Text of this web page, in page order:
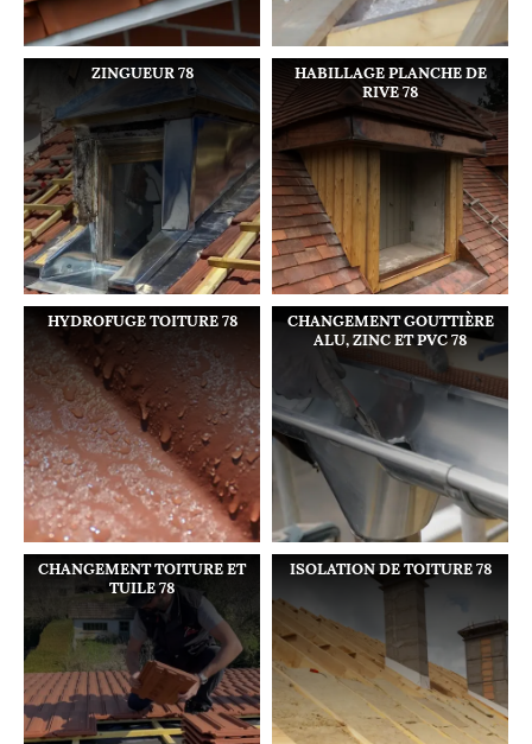
ZINGUEUR 78
HABILLAGE PLANCHE DE
RIVE 78
HYDROFUGE TOITURE 78
CHANGEMENT GOUTTIÈRE
ALU, ZINC ET PVC 78
CHANGEMENT TOITURE ET
TUILE 78
ISOLATION DE TOITURE 78